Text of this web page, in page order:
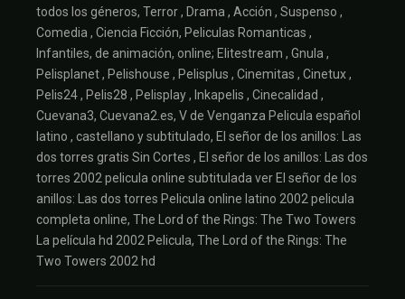
todos los géneros, Terror , Drama , Acción , Suspenso ,
Comedia , Ciencia Ficción, Peliculas Romanticas ,
Infantiles, de animación, online; Elitestream , Gnula ,
Pelisplanet , Pelishouse , Pelisplus , Cinemitas , Cinetux ,
Pelis24 , Pelis28 , Pelisplay , Inkapelis , Cinecalidad ,
Cuevana3, Cuevana2.es, V de Venganza Pelicula español
latino , castellano y subtitulado, El señor de los anillos: Las
dos torres gratis Sin Cortes , El señor de los anillos: Las dos
torres 2002 pelicula online subtitulada ver El señor de los
anillos: Las dos torres Pelicula online latino 2002 pelicula
completa online, The Lord of the Rings: The Two Towers
La película hd 2002 Pelicula, The Lord of the Rings: The
Two Towers 2002 hd